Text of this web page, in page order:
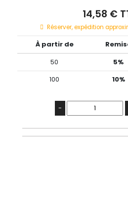
14,58 €
Réserver, expédition
À partir de
50
5%
100
10%
-